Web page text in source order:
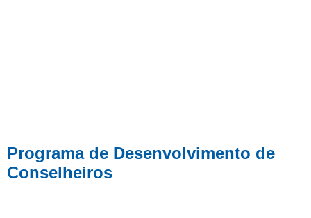
Programa de Desenvolvimento de
Conselheiros